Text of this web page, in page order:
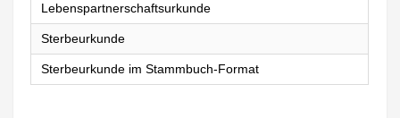
Lebenspartnerschaftsurkunde
Sterbeurkunde
Sterbeurkunde im Stammbuch-Format